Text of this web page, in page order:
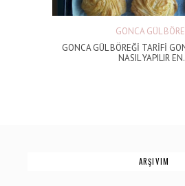
GONCA GÜL
GONCA GÜL BÖREĞİ TARİFİ
NASIL YAPILIR
ARŞIVIM